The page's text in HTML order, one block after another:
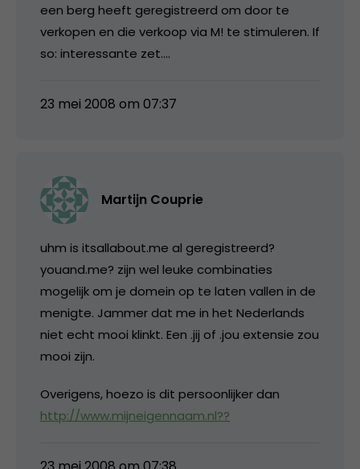
een berg heeft geregistreerd om door te
verkopen en die verkoop via M! te stimuleren. If
so: interessante zet….
23 mei 2008 om 07:37
Martijn Couprie
uhm is itsallabout.me al geregistreerd?
youand.me? zijn wel leuke combinaties
mogelijk om je domein op te laten vallen in de
menigte. Jammer dat me in het Nederlands
niet echt mooi klinkt. Een .jij of .jou extensie zou
mooi zijn.
Overigens, hoezo is dit persoonlijker dan
http://www.mijneigennaam.nl??